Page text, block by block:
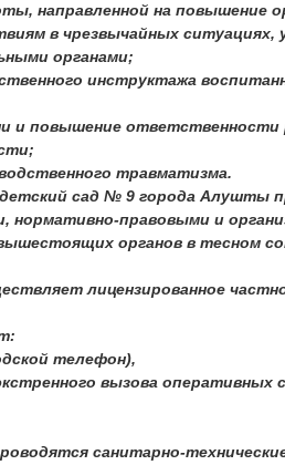
направленной на повышение
в чрезвычайных ситуациях,
органами;
инструктажа
и повышение ответственности
травматизма.
сад № 9 города Алушты
нормативно-правовыми и
органов в тесном
лицензированное
телефон),
вызова оперативных
санитарно-